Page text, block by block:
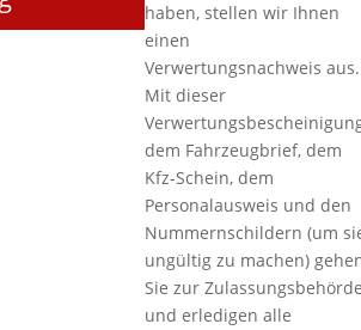
haben, stellen wir Ihnen
einen
Verwertungsnachweis aus.
Mit dieser
dem Fahrzeugbrief, dem
Kfz-Schein, dem
Personalausweis und den
Nummernschildern (um
ungültig zu machen)
Sie zur
und erledigen alle